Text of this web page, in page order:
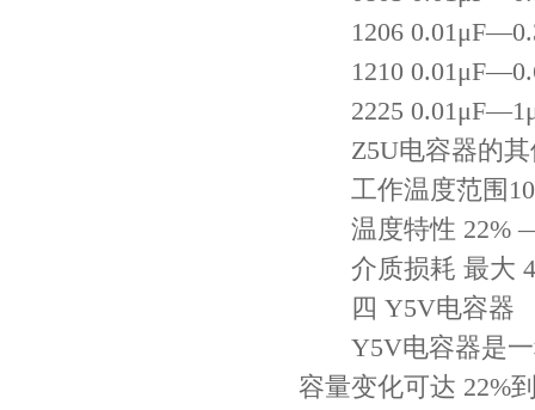
1206
1210
2225
Z5U电容器的其
工作温度范围
温度特性 22%
介质损耗 最大
四 Y5V电容器
Y5V电容器是一
容量变化可达 22%